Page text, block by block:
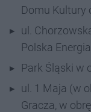
Domu Kultury
ul.
Polska Energia
Park Śląski w
ul. 1 Maja (w
Gracza, w